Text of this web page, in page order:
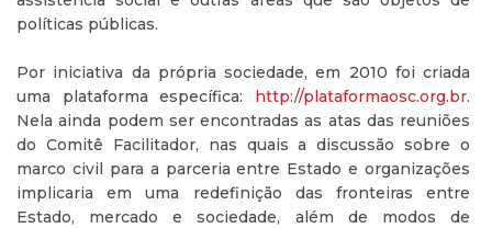
políticas públicas.
Por iniciativa da própria sociedade, em 2010 foi criada
uma plataforma específica: http://plataformaosc.org.br.
Nela ainda podem ser encontradas as atas das reuniões
do Comitê Facilitador, nas quais a discussão sobre o
marco civil para a parceria entre Estado e organizações
implicaria em uma redefinição das fronteiras entre
Estado, mercado e sociedade, além de modos de